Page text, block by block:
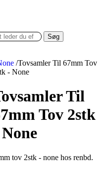
Søg
/Tovsamler Til 67mm Tov
- None
Til
Tov 2stk
tov 2stk - none hos renbd.